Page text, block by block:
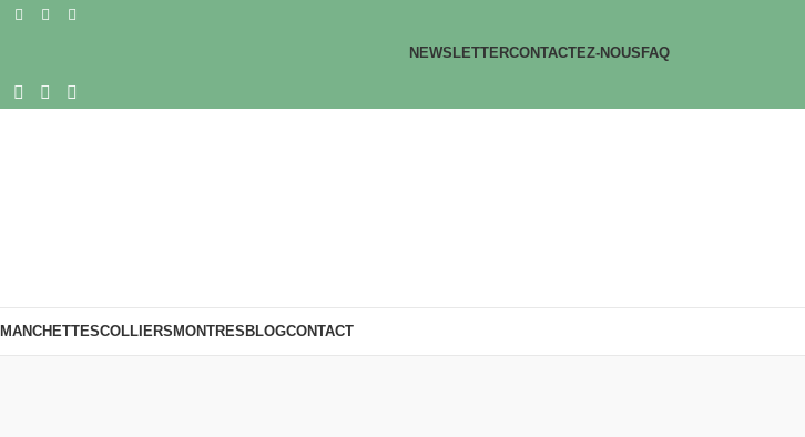
NEWSLETTERCONTACTEZ-NOUS FAQ
MANCHETTESCOLLIERS MONTRES BLOGCONTACT